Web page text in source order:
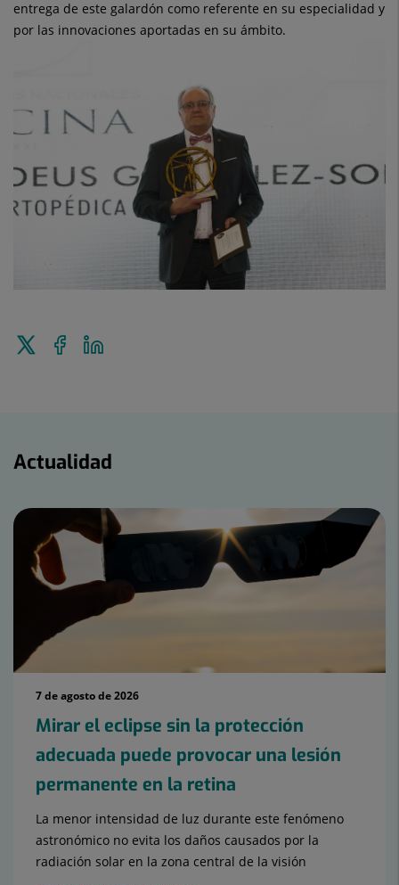
entrega de este galardón como referente en su especialidad y
por las innovaciones aportadas en su ámbito.
Enviar
Compartir
en
Actualidad
7 de agosto de 2026
Mirar el eclipse sin la protección
adecuada puede provocar una lesión
permanente en la retina
La menor intensidad de luz durante este fenómeno
astronómico no evita los daños causados por la
radiación solar en la zona central de la visión